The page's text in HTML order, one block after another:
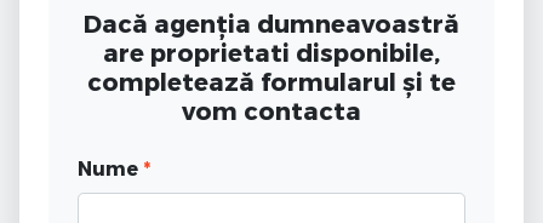
Dacă agenția dumneavoastră
are proprietati disponibile,
completează formularul și te
vom contacta
Nume *